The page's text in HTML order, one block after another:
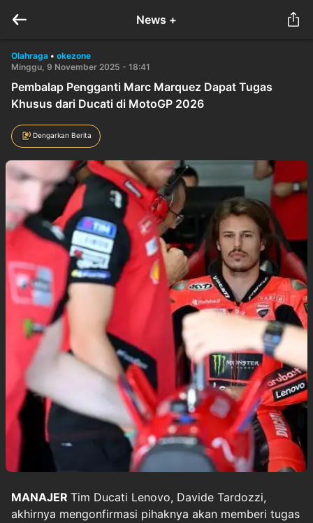
News +
Olahraga • okezone
Minggu, 9 November 2025 - 18:41
Pembalap Pengganti Marc Marquez Dapat Tugas
Khusus dari Ducati di MotoGP 2026
Dengarkan Berita
MANAJER Tim Ducati Lenovo, Davide Tardozzi,
akhirnya mengonfirmasi pihaknya akan memberi tugas